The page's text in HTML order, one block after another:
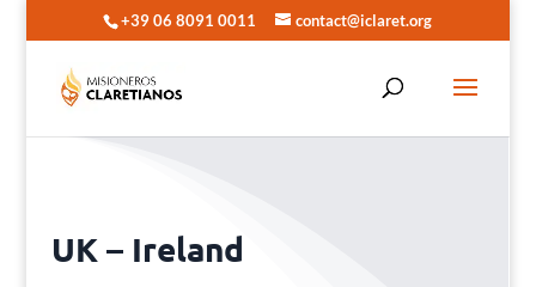
+39 06 8091 0011 contact@iclaret.org
UK – Ireland